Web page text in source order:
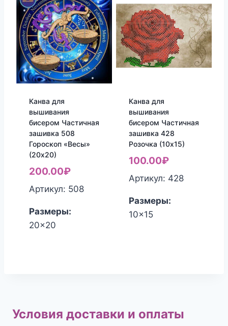
Канва для
вышивания
бисером Частичная
зашивка 508
Гороскоп «Весы»
(20х20)
200.00₽
Артикул: 508
Размеры:
20x20
Канва для
вышивания
бисером Частичная
зашивка 428
Розочка (10х15)
100.00₽
Артикул: 428
Размеры:
10x15
Условия доставки и оплаты